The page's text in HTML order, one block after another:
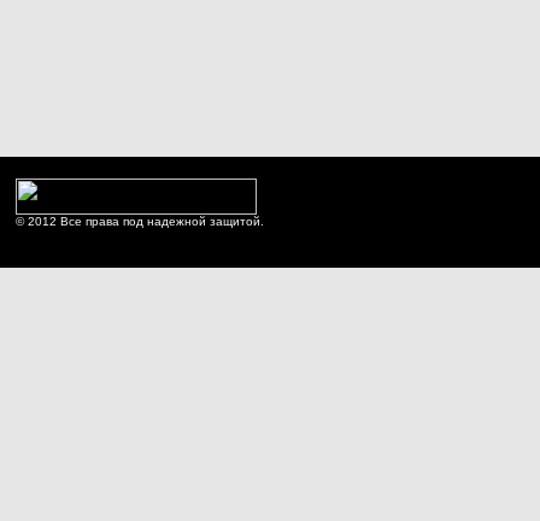
© 2012 Все права под надежной защитой.